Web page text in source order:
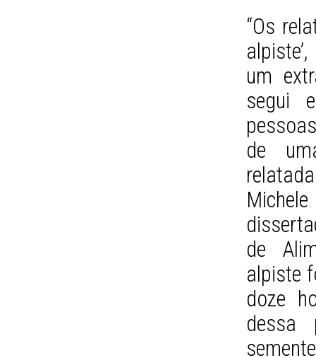
“Os
um
segui
de
de
alpiste
doze
dessa